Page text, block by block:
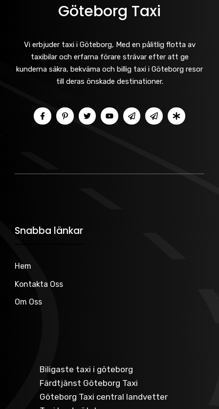
Göteborg Taxi
Vi erbjuder taxi i Göteborg, Med en pålitlig flotta av
taxibilar och erfarna förare strävar efter att ge
kunderna säkra, bekväma och billig taxi i Göteborg resor
till deras önskade destinationer.
Snabba länkar
Hem
Kontakta Oss
Om Oss
Biligaste taxi i göteborg
Färdtjänst Göteborg Taxi
Göteborg Taxi central landvetter